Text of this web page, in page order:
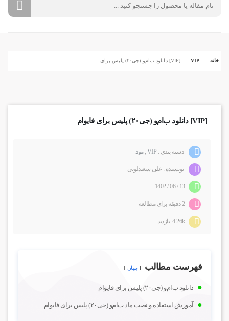
خانه VIP
[VIP] دانلود ب‌ام‌و (جی۲۰) پلیس برای فایوام
دسته بندی : VIP
,مود
نویسنده : علی سعیدلویی
13 / 06 / 1402
4.26k بازدید
فهرست مطالب پنهان
دانلود ب‌ام‌و (جی۲۰) پلیس برای فایوام
آموزش استفاده و نصب ماد ب‌ام‌و (جی۲۰) پلیس برای فایوام